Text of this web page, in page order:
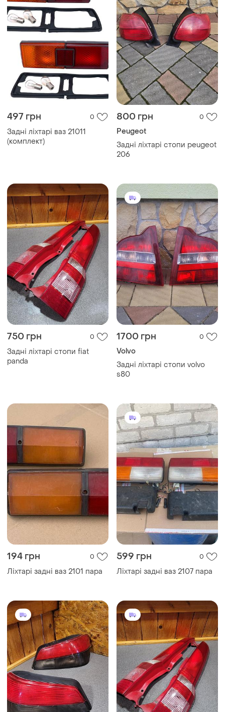
497 грн 0
Задні ліхтарі ваз 21011
(комплект)
800 грн 0
Peugeot
Задні ліхтарі стопи peugeot
206
750 грн 0
Задні ліхтарі стопи fiat
panda
1700 грн 0
Volvo
Задні ліхтарі стопи volvo
s80
194 грн 0
Ліхтарі задні ваз 2101 пара
599 грн 0
Ліхтарі задні ваз 2107 пара